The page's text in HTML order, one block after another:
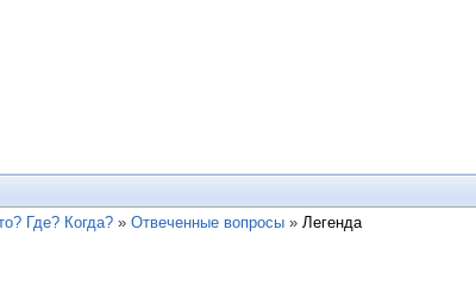
Где? Когда? » Отвеченные вопросы » Легенда